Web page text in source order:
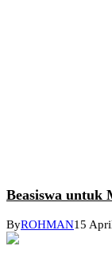
Beasiswa untuk
ByROHMAN15